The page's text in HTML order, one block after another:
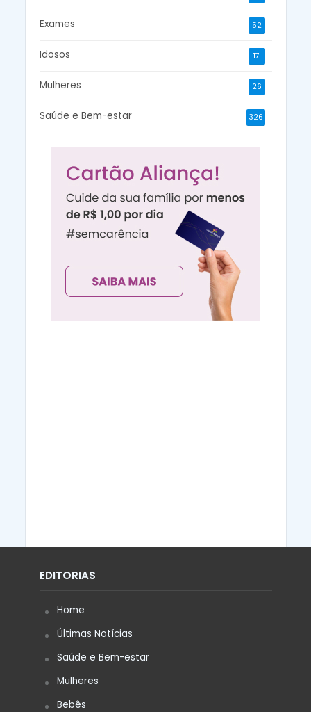
Exames 52
Idosos 17
Mulheres 26
Saúde e Bem-estar 326
EDITORIAS
Home
Últimas Notícias
Saúde e Bem-estar
Mulheres
Bebês